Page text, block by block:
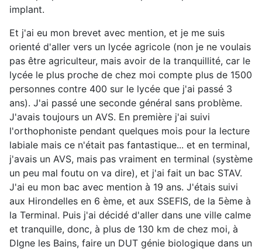
implant.
Et j'ai eu mon brevet avec mention, et je me suis
orienté d'aller vers un lycée agricole (non je ne voulais
pas être agriculteur, mais avoir de la tranquillité, car le
lycée le plus proche de chez moi compte plus de 1500
personnes contre 400 sur le lycée que j'ai passé 3
ans). J'ai passé une seconde général sans problème.
J'avais toujours un AVS. En première j'ai suivi
l'orthophoniste pendant quelques mois pour la lecture
labiale mais ce n'était pas fantastique... et en terminal,
j'avais un AVS, mais pas vraiment en terminal (système
un peu mal foutu on va dire), et j'ai fait un bac STAV.
J'ai eu mon bac avec mention à 19 ans. J'étais suivi
aux Hirondelles en 6 ème, et aux SSEFIS, de la 5ème à
la Terminal. Puis j'ai décidé d'aller dans une ville calme
et tranquille, donc, à plus de 130 km de chez moi, à
DIgne les Bains, faire un DUT génie biologique dans un